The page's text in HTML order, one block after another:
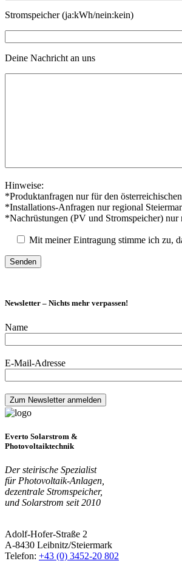
Stromspeicher (ja:kWh/nein:kein)
Deine Nachricht an uns
Hinweise:
*Produktanfragen nur für den
*Installations-Anfragen nur regional
*Nachrüstungen (PV und Stromspeicher)
Mit meiner Eintragung stimme ich zu,
Newsletter – Nichts mehr verpassen!
Name
E-Mail-Adresse
Everto Solarstrom &
Photovoltaiktechnik
Der steirische Spezialist
für Photovoltaik-Anlagen,
dezentrale Stromspeicher,
und Solarstrom seit 2010
Adolf-Hofer-Straße 2
A-8430 Leibnitz/Steiermark
Telefon: +43 (0) 3452-20 802